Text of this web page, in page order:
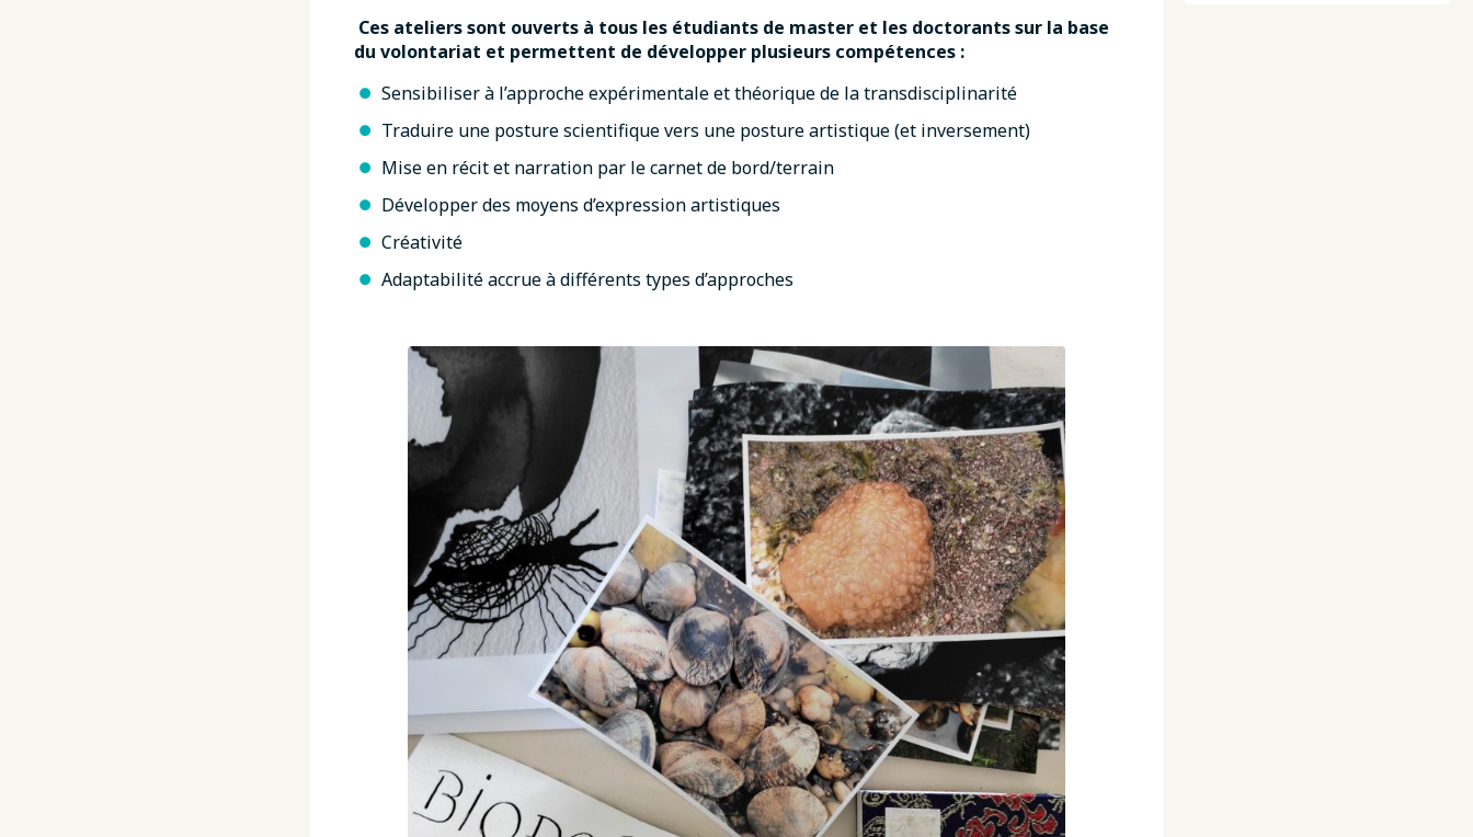
Ces ateliers sont ouverts à tous les étudiants de master et les doctorants sur la base
du volontariat et permettent de développer plusieurs compétences :
Sensibiliser à l’approche expérimentale et théorique de la transdisciplinarité
Traduire une posture scientifique vers une posture artistique (et inversement)
Mise en récit et narration par le carnet de bord/terrain
Développer des moyens d’expression artistiques
Créativité
Adaptabilité accrue à différents types d’approches